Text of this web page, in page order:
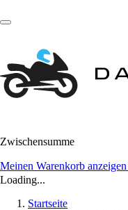
Zwischensumme
Meinen Warenkorb anzeigen
Loading...
Startseite